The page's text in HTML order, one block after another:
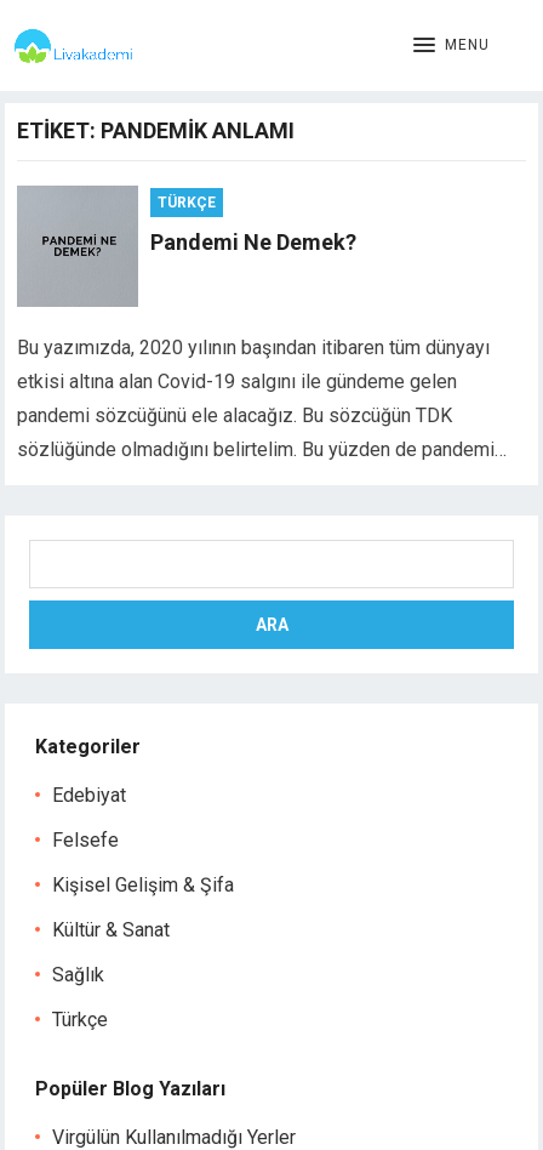
MENU
ETIKET: PANDEMIK ANLAMI
TÜRKÇE
Pandemi Ne Demek?
Bu yazımızda, 2020 yılının başından itibaren tüm dünyayı
etkisi altına alan Covid-19 salgını ile gündeme gelen
pandemi sözcüğünü ele alacağız. Bu sözcüğün TDK
sözlüğünde olmadığını belirtelim. Bu yüzden de pandemi…
ARA
Kategoriler
Edebiyat
Felsefe
Kişisel Gelişim & Şifa
Kültür & Sanat
Sağlık
Türkçe
Popüler Blog Yazıları
Virgülün Kullanılmadığı Yerler